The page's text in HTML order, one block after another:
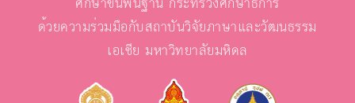
ด้วยความร่วมมือกับสถาบันวิจัยภาษาและวัฒนธรรม
เอเชีย มหาวิทยาลัยมหิดล